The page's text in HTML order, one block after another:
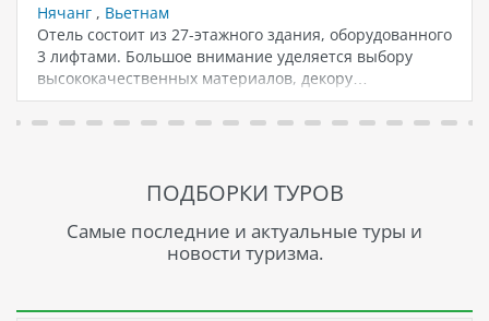
Нячанг , Вьетнам
Отель состоит из 27-этажного здания, оборудованного
3 лифтами. Большое внимание уделяется выбору
высококачественных материалов, декору…
ПОДБОРКИ ТУРОВ
Самые последние и актуальные туры и
новости туризма.